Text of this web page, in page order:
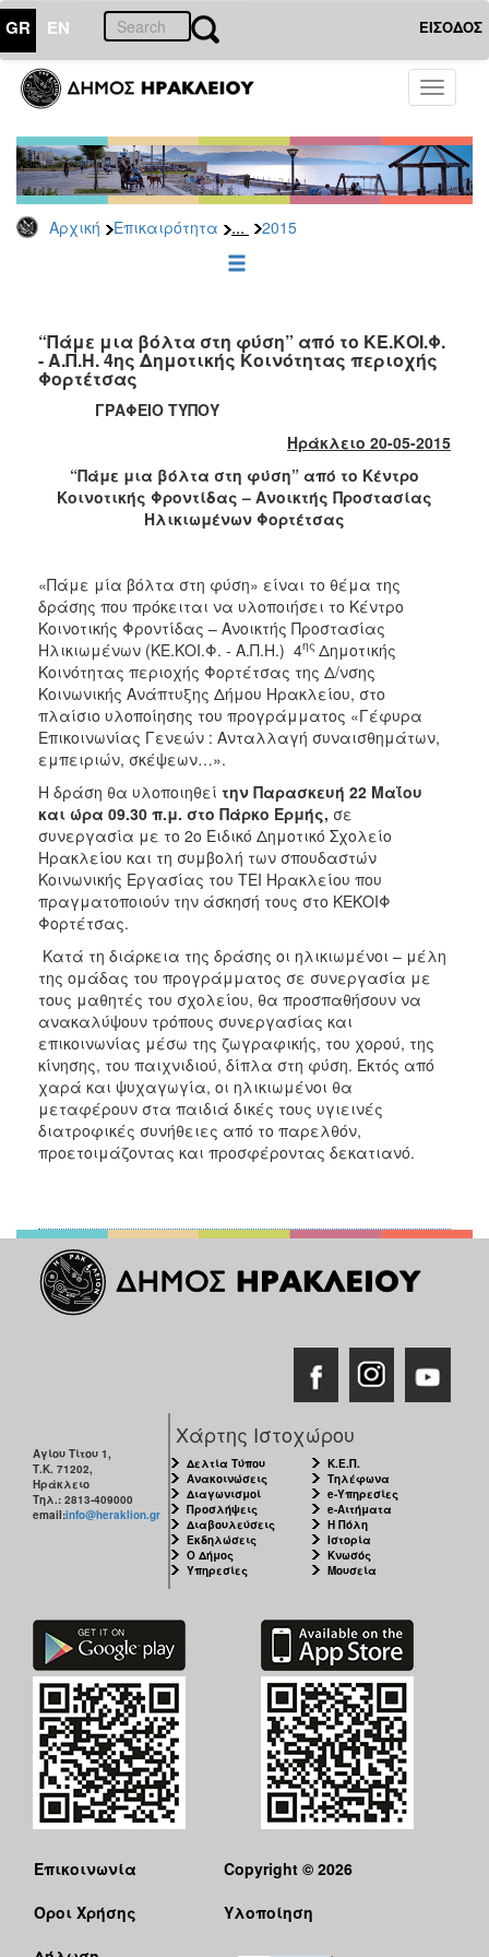
GR EN ΕΙΣΟΔΟΣ
Toggle
Αρχική Επικαιρότητα ... 2015
ΕΠΙΚΑΙΡΟΤΗΤΑ
Τύπου
Αρχείο
2026
2025
2022
2021
2020
2018
2017
2013
2012
2011
2010
2006
ΔΗΜΟΤΗΣ
ΕΠΙΣΚΕΠΤΗΣ
ΗΡΑΚΛΕΙΟ
“Πάμε μια βόλτα στη φύση” από το ΚΕ.ΚΟΙ.Φ.
- Α.Π.Η. 4ης Δημοτικής Κοινότητας περιοχής
Φορτέτσας
ΓΡΑΦΕΙΟ ΤΥΠΟΥ
Ηράκλειο 20-05-2015
“Πάμε μια βόλτα στη φύση” από το Κέντρο
Κοινοτικής Φροντίδας – Ανοικτής Προστασίας
Ηλικιωμένων Φορτέτσας
«Πάμε μία βόλτα στη φύση» είναι το θέμα της
δράσης που πρόκειται να υλοποιήσει το Κέντρο
Κοινοτικής Φροντίδας – Ανοικτής Προστασίας
Ηλικιωμένων (ΚΕ.ΚΟΙ.Φ. - Α.Π.Η.) 4ης Δημοτικής
Κοινότητας περιοχής Φορτέτσας της Δ/νσης
Κοινωνικής Ανάπτυξης Δήμου Ηρακλείου, στο
πλαίσιο υλοποίησης του προγράμματος «Γέφυρα
Επικοινωνίας Γενεών : Ανταλλαγή συναισθημάτων,
εμπειριών, σκέψεων…».
Η δράση θα υλοποιηθεί την Παρασκευή 22 Μαΐου
και ώρα 09.30 π.μ. στο Πάρκο Ερμής, σε
συνεργασία με το 2ο Ειδικό Δημοτικό Σχολείο
Ηρακλείου και τη συμβολή των σπουδαστών
Κοινωνικής Εργασίας του ΤΕΙ Ηρακλείου που
πραγματοποιούν την άσκησή τους στο ΚΕΚΟΙΦ
Φορτέτσας.
Κατά τη διάρκεια της δράσης οι ηλικιωμένοι – μέλη
της ομάδας του προγράμματος σε συνεργασία με
τους μαθητές του σχολείου, θα προσπαθήσουν να
ανακαλύψουν τρόπους συνεργασίας και
επικοινωνίας μέσω της ζωγραφικής, του χορού, της
κίνησης, του παιχνιδιού, δίπλα στη φύση. Εκτός από
χαρά και ψυχαγωγία, οι ηλικιωμένοι θα
μεταφέρουν στα παιδιά δικές τους υγιεινές
διατροφικές συνήθειες από το παρελθόν,
προετοιμάζοντας και προσφέροντας δεκατιανό.
Αγίου Τίτου 1,
Τ.Κ. 71202,
Ηράκλειο
Τηλ.: 2813-409000
email:info@heraklion.gr
Χάρτης Ιστοχώρου
Δελτία Τύπου
Ανακοινώσεις
Διαγωνισμοί
Προσλήψεις
Διαβουλεύσεις
Εκδηλώσεις
Ο Δήμος
Υπηρεσίες
Κ.Ε.Π.
Τηλέφωνα
e-Υπηρεσίες
e-Αιτήματα
Η Πόλη
Ιστορία
Κνωσός
Μουσεία
Επικοινωνία
Όροι Χρήσης
Copyright © 2026
Υλοποίηση